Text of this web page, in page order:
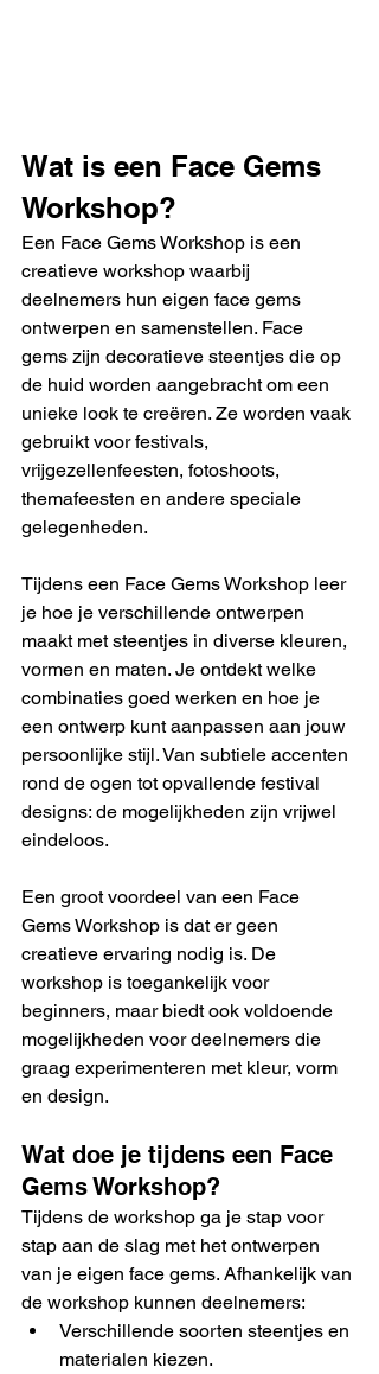
Wat is een Face Gems
Workshop?
Een Face Gems Workshop is een
creatieve workshop waarbij
deelnemers hun eigen face gems
ontwerpen en samenstellen. Face
gems zijn decoratieve steentjes die op
de huid worden aangebracht om een
unieke look te creëren. Ze worden vaak
gebruikt voor festivals,
vrijgezellenfeesten, fotoshoots,
themafeesten en andere speciale
gelegenheden.
Tijdens een Face Gems Workshop leer
je hoe je verschillende ontwerpen
maakt met steentjes in diverse kleuren,
vormen en maten. Je ontdekt welke
combinaties goed werken en hoe je
een ontwerp kunt aanpassen aan jouw
persoonlijke stijl. Van subtiele accenten
rond de ogen tot opvallende festival
designs: de mogelijkheden zijn vrijwel
eindeloos.
Een groot voordeel van een Face
Gems Workshop is dat er geen
creatieve ervaring nodig is. De
workshop is toegankelijk voor
beginners, maar biedt ook voldoende
mogelijkheden voor deelnemers die
graag experimenteren met kleur, vorm
en design.
Wat doe je tijdens een Face
Gems Workshop?
Tijdens de workshop ga je stap voor
stap aan de slag met het ontwerpen
van je eigen face gems. Afhankelijk van
de workshop kunnen deelnemers:
Verschillende soorten steentjes en
materialen kiezen.